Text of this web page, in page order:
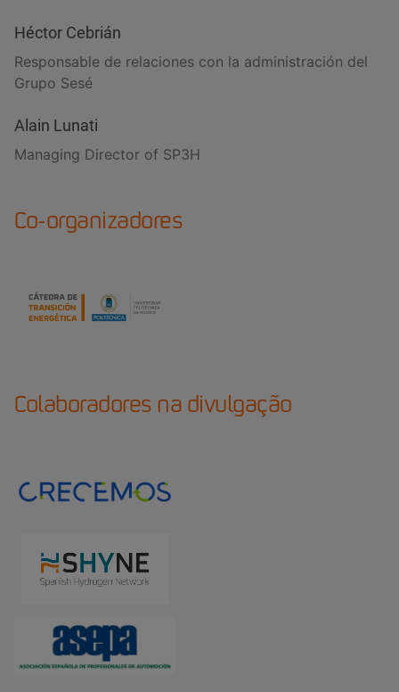
Héctor Cebrián
Responsable de relaciones con la administración del
Grupo Sesé
Alain Lunati
Managing Director of SP3H
Co-organizadores
Colaboradores na divulgação